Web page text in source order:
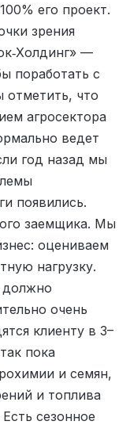
его проект.
зрения
—
поработать с
отметить, что
агросектора
ведет
год назад мы
появились.
заемщика. Мы
оцениваем
нагрузку.
должно
очень
клиенту в 3–
пока
и семян,
и топлива
сезонное